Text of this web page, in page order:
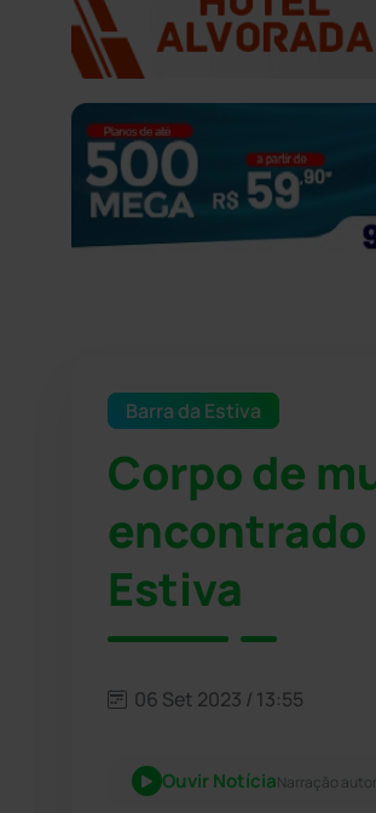
Barra da Estiva
Corpo de
encontrado
Estiva
06 Set 2023 / 13:55
Ouvir NotíciaNarração